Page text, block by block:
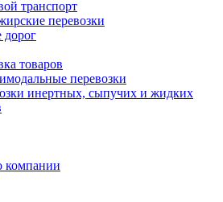
транспорт
перевозки
дорог
товаров
перевозки
инертных, сыпучих и жидких
компании